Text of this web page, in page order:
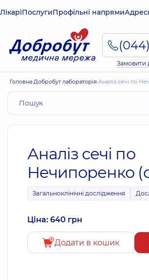
ЛікаріПослугиПрофільні напрями
Замовити
Головна Добробут лабораторія Аналіз сечі по
Аналіз сечі по
Нечипоренко
Загальноклінічні дослідження
Ціна: 640 грн
Додати в кошик